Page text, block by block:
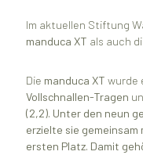
Im aktuellen Stiftung
manduca XT als auch
Die manduca XT wurde
Vollschnallen-Tragen
(2,2). Unter den neun
erzielte sie
ersten Platz. Damit